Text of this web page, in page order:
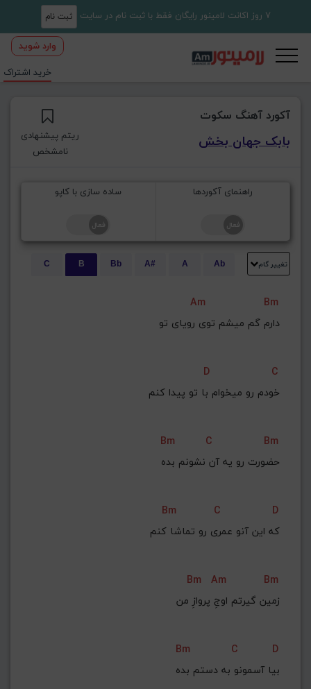
7 روز اکانت لامینور رایگان فقط با ثبت نام در سایت ثبت نام
وارد شوید
خرید اشتراک
آکورد آهنگ سکوت
بابک جهان بخش
ریتم پیشنهادی
نامشخص
راهنمای آکوردها ساده سازی با کاپو
تغییر گام Ab
A
A#
Bb
B
C
Am
Bm
دارم گم میشم توی رویای تو
D
C
خودم رو میخوام با تو پیدا کنم
Bm C
Bm
حضورت رو یه آن نشونم بده
Bm C
D
که این آنو عمری رو تماشا کنم
Bm Am
Bm
زمین گیرتم اوجِ پروازِ من
Bm C
D
بیا آسمونو به دستم بده